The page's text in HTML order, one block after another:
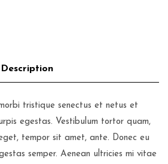
tristique senectus et netus et
egestas. Vestibulum tortor quam,
tempor sit amet, ante. Donec eu
semper. Aenean ultricies mi vitae